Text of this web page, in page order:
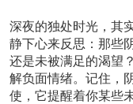
深夜的独处时光，其
静下心来反思：那些
还是未被满足的渴望
解负面情绪。记住，
使，它提醒着你某些